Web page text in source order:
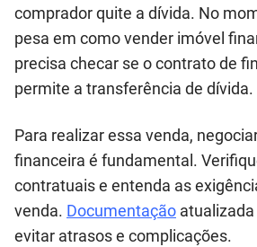
comprador quite a dívida. No
pesa em como vender imóvel
precisa checar se o contrato de
permite a transferência de dívida.
Para realizar essa venda,
financeira é fundamental.
contratuais e entenda as
venda. Documentação
evitar atrasos e complicações.